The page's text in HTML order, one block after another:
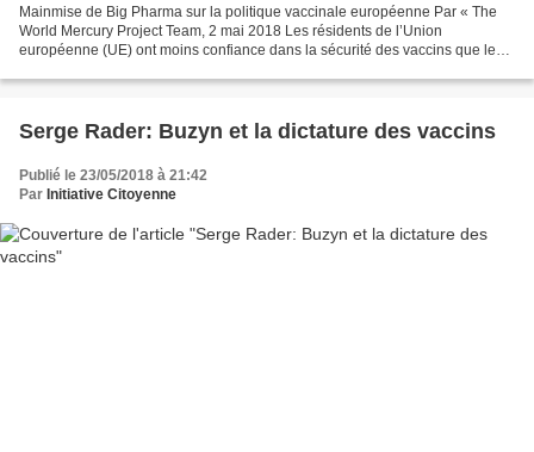
Mainmise de Big Pharma sur la politique vaccinale européenne Par « The
World Mercury Project Team, 2 mai 2018 Les résidents de l’Union
européenne (UE) ont moins confiance dans la sécurité des vaccins que les
Serge Rader: Buzyn et la dictature des vaccins
Publié le 23/05/2018 à 21:42
Par Initiative Citoyenne